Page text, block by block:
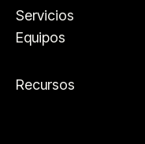
Servicios
Equipos
Recursos